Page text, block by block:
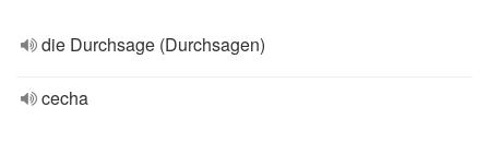
die Durchsage (Durchsagen)
cecha